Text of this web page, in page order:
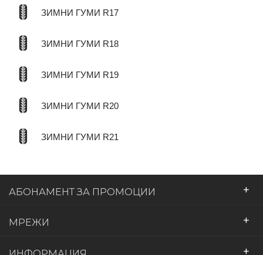
ЗИМНИ ГУМИ R17
ЗИМНИ ГУМИ R18
ЗИМНИ ГУМИ R19
ЗИМНИ ГУМИ R20
ЗИМНИ ГУМИ R21
АБОНАМЕНТ ЗА ПРОМОЦИИ +
МРЕЖИ +
+